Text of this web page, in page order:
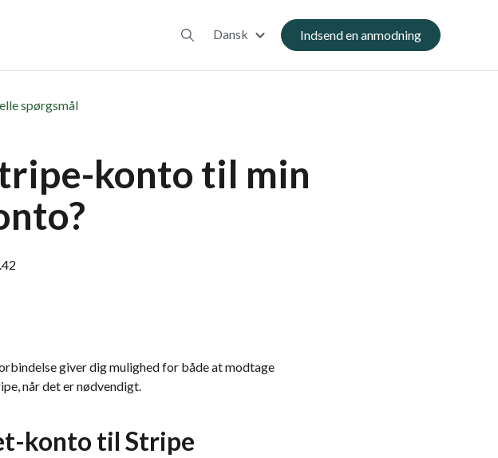
Dansk Indsend en anmodning
spørgsmål
konto til min
giver dig mulighed for både at modtage
når det er nødvendigt.
konto til Stripe